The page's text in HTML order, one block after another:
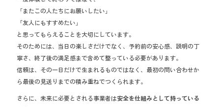
「またこの人たちにお願いしたい」
「友人にもすすめたい」
と思ってもらえることを大切にしています。
そのためには、当日の楽しさだけでなく、予約前の安心感、説明の丁
寧さ、終了後の満足感まで含めて整っている必要があります。
信頼は、その一日だけで生まれるものではなく、最初の問い合わせか
ら最後の見送りまでの積み重ねでつくられます。
さらに、未来に必要とされる事業者は安全を仕組みとして持っている